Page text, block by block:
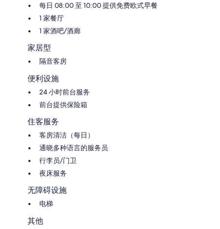
每日 08:00 至 10:00 提供免费欧式早餐
1 家餐厅
1 家酒吧/酒廊
家居型
隔音客房
便利设施
24 小时前台服务
前台提供保险箱
住客服务
客房清洁（每日）
通晓多种语言的服务员
行李员/门卫
夜床服务
无障碍设施
电梯
其他